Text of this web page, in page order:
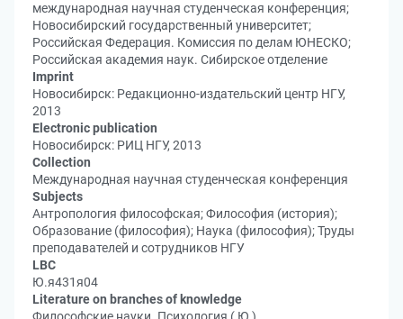
международная научная студенческая конференция;
Новосибирский государственный университет;
Российская Федерация. Комиссия по делам ЮНЕСКО;
Российская академия наук. Сибирское отделение
Imprint
Новосибирск: Редакционно-издательский центр НГУ,
2013
Electronic publication
Новосибирск: РИЦ НГУ, 2013
Collection
Международная научная студенческая конференция
Subjects
Антропология философская; Философия (история);
Образование (философия); Наука (философия); Труды
преподавателей и сотрудников НГУ
LBC
Ю.я431я04
Literature on branches of knowledge